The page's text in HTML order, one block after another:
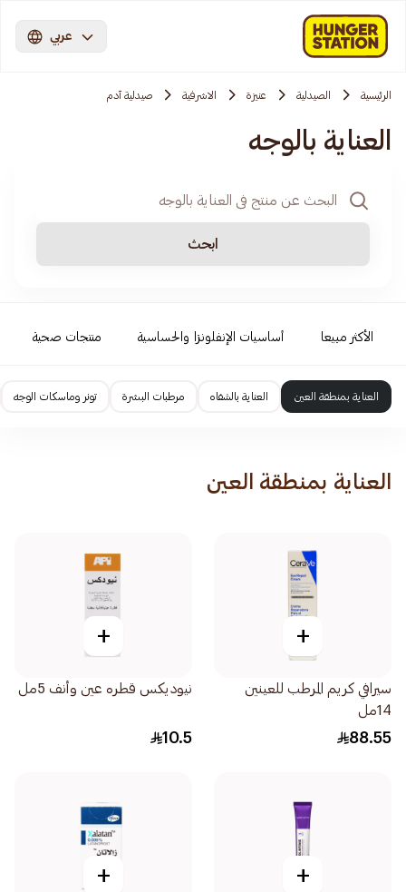
عربي
الرئيسية الصيدلية عنيزة الاشرفية صيدلية آدم
العناية بالوجه
ابحث
الأكثر مبيعا أساسيات الإنفلونزا والحساسية منتجات صحية
العناية بمنطقة العين العناية بالشفاه مرطبات البشرة تونر وماسكات الوجه
العناية بمنطقة العين
+
سيرافي كريم المرطب للعينين
14مل
88.55
+
نيوديكس قطره عين وأنف 5مل
10.5
+
+